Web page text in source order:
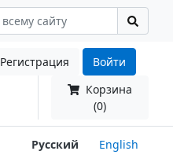
Регистрация
Войти
Корзина
(0)
Русский English